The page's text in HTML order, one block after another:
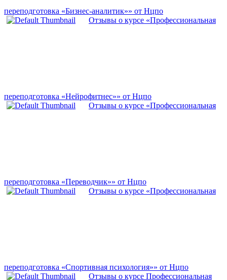
переподготовка «Бизнес-аналитик»» от Нцпо
Отзывы о курсе «Профессиональная
переподготовка «Нейрофитнес»» от Нцпо
Отзывы о курсе «Профессиональная
переподготовка «Переводчик»» от Нцпо
Отзывы о курсе «Профессиональная
переподготовка «Спортивная психология»» от Нцпо
Отзывы о курсе Профессиональная